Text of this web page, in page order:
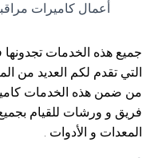
أعمال كاميرات
جميع هذه الخدمات
التي تقدم لكم العديد من
من ضمن هذه الخدمات
فريق و ورشات للقيام
المعدات و الأدوات .